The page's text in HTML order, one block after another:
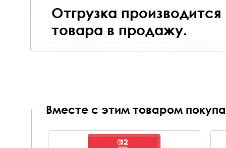
Отгрузка
товара в продажу.
Вместе с этим товаром